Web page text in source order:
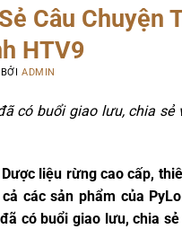
Câu Chuyện
HTV9
BỞI ADMIN
có buổi giao lưu, chia sẻ
liệu rừng cao cấp,
các sản phẩm của
có buổi giao lưu, chia